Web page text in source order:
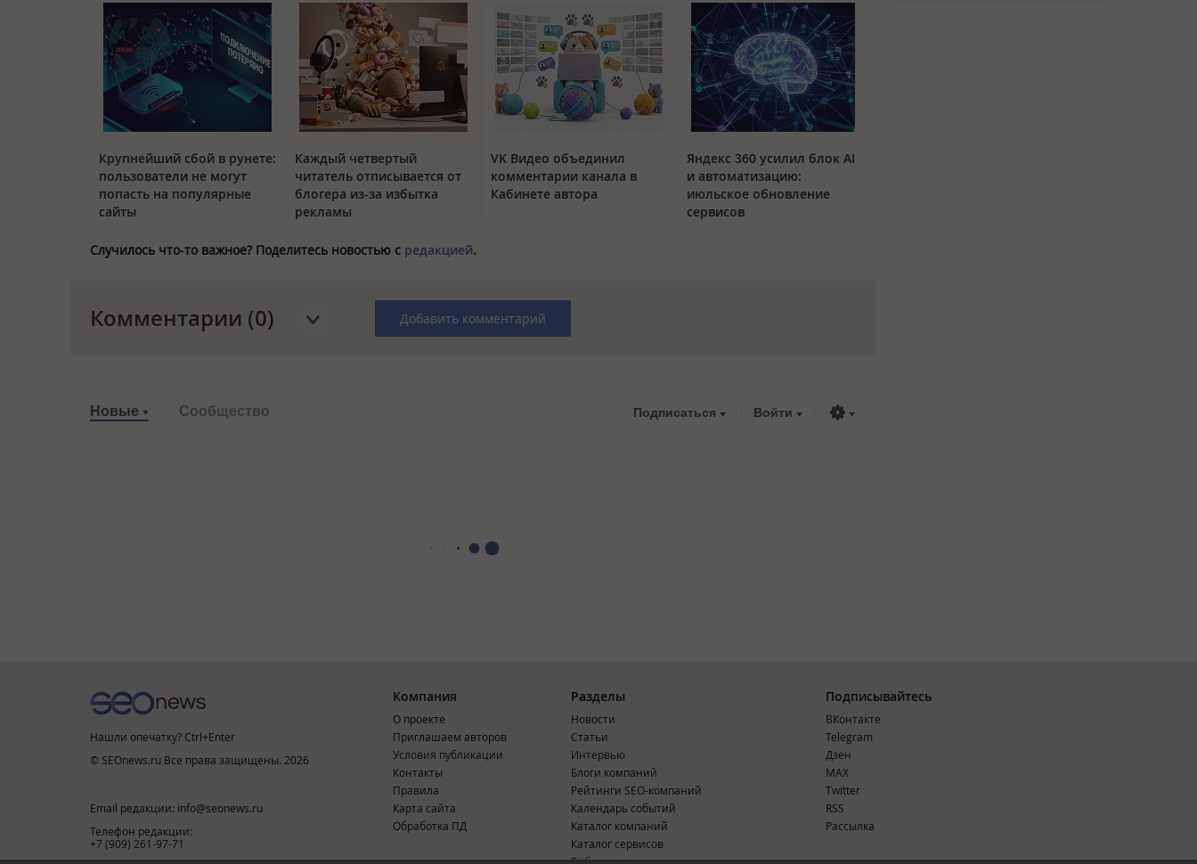
Крупнейший сбой в рунете:
пользователи не могут
попасть на популярные
сайты
Каждый четвертый
читатель отписывается от
блогера из-за избытка
рекламы
VK Видео объединил
комментарии канала в
Кабинете автора
Яндекс 360 усилил блок AI
и автоматизацию:
июльское обновление
сервисов
Случилось что-то важное? Поделитесь новостью с редакцией.
Комментарии (0) Добавить комментарий
Новые Сообщество Подписаться Войти
Нашли опечатку? Ctrl+Enter
© SEOnews.ru Все права защищены. 2026
Email редакции: info@seonews.ru
Телефон редакции:
+7 (909) 261-97-71
Компания
О проекте
Приглашаем авторов
Условия публикации
Контакты
Правила
Карта сайта
Обработка ПД
Разделы
Новости
Статьи
Интервью
Блоги компаний
Рейтинги SEO-компаний
Календарь событий
Каталог компаний
Каталог сервисов
Подписывайтесь
ВКонтакте
Telegram
Дзен
MAX
Тwitter
RSS
Рассылка